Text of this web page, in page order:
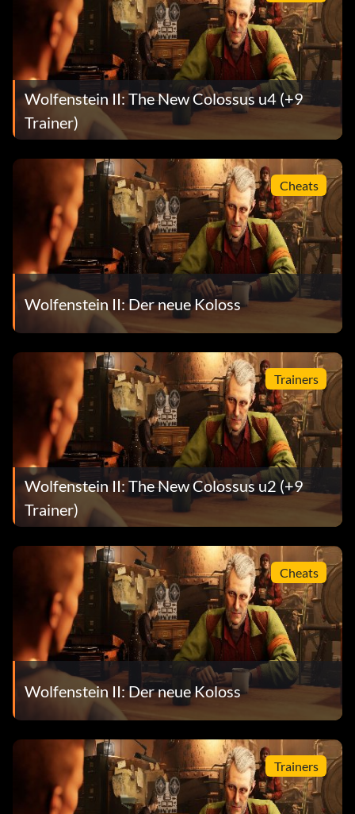
Wolfenstein II: The New Colossus u4 (+9
Trainer)
Cheats
Wolfenstein II: Der neue Koloss
Trainers
Wolfenstein II: The New Colossus u2 (+9
Trainer)
Cheats
Wolfenstein II: Der neue Koloss
Trainers